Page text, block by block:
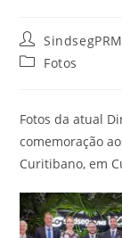
Fotos
Fotos da atual
comemoração
Curitibano, em